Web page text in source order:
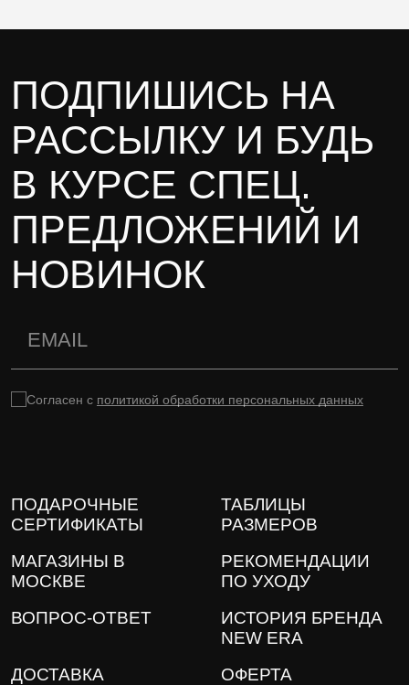
ПОДПИШИСЬ НА
РАССЫЛКУ И БУДЬ
В КУРСЕ СПЕЦ.
ПРЕДЛОЖЕНИЙ И
НОВИНОК
Согласен с политикой обработки персональных данных
ПОДАРОЧНЫЕ
СЕРТИФИКАТЫ
ТАБЛИЦЫ
РАЗМЕРОВ
МАГАЗИНЫ В
МОСКВЕ
РЕКОМЕНДАЦИИ
ПО УХОДУ
ВОПРОС-ОТВЕТ
ИСТОРИЯ БРЕНДА
NEW ERA
ДОСТАВКА
ОФЕРТА